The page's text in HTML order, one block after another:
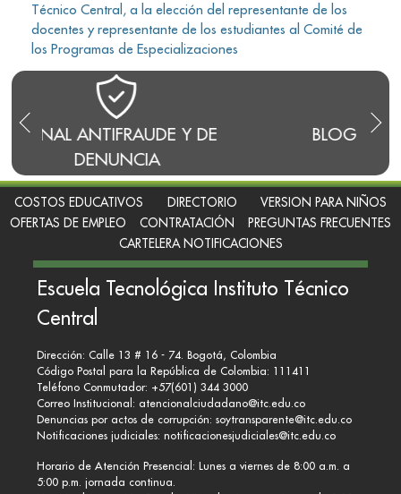
BLOG DEL RECTOR
Técnico Central, a la elección del representante de los
docentes y representante de los estudiantes al Comité de
los Programas de Especializaciones
COSTOS EDUCATIVOS DIRECTORIO
VERSION PARA NIÑOS
OFERTAS DE EMPLEO
CONTRATACIÓN
PREGUNTAS FRECUENTES
CARTELERA NOTIFICACIONES
Escuela Tecnológica Instituto Técnico
Central
Dirección: Calle 13 # 16 - 74. Bogotá, Colombia
Código Postal para la República de Colombia: 111411
Teléfono Conmutador: +57(601) 344 3000
Correo Institucional: atencionalciudadano@itc.edu.co
Denuncias por actos de corrupción: soytransparente@itc.edu.co
Notificaciones judiciales: notificacionesjudiciales@itc.edu.co
Horario de Atención Presencial: Lunes a viernes de 8:00 a.m. a
5:00 p.m. jornada continua.